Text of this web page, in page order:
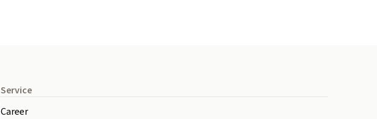
Service
Career